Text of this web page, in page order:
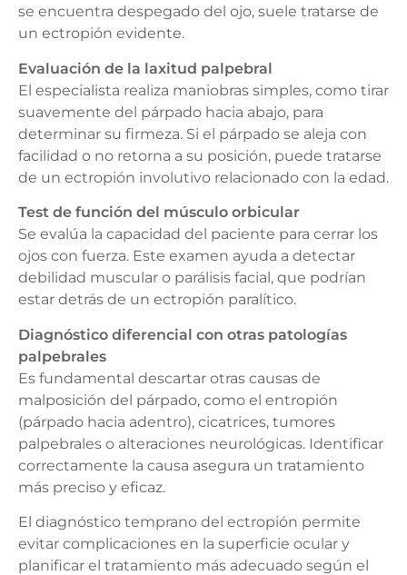
se encuentra despegado del ojo, suele tratarse de
un ectropión evidente.
Evaluación de la laxitud palpebral
El especialista realiza maniobras simples, como tirar
suavemente del párpado hacia abajo, para
determinar su firmeza. Si el párpado se aleja con
facilidad o no retorna a su posición, puede tratarse
de un ectropión involutivo relacionado con la edad.
Test de función del músculo orbicular
Se evalúa la capacidad del paciente para cerrar los
ojos con fuerza. Este examen ayuda a detectar
debilidad muscular o parálisis facial, que podrían
estar detrás de un ectropión paralítico.
Diagnóstico diferencial con otras patologías
palpebrales
Es fundamental descartar otras causas de
malposición del párpado, como el entropión
(párpado hacia adentro), cicatrices, tumores
palpebrales o alteraciones neurológicas. Identificar
correctamente la causa asegura un tratamiento
más preciso y eficaz.
El diagnóstico temprano del ectropión permite
evitar complicaciones en la superficie ocular y
planificar el tratamiento más adecuado según el